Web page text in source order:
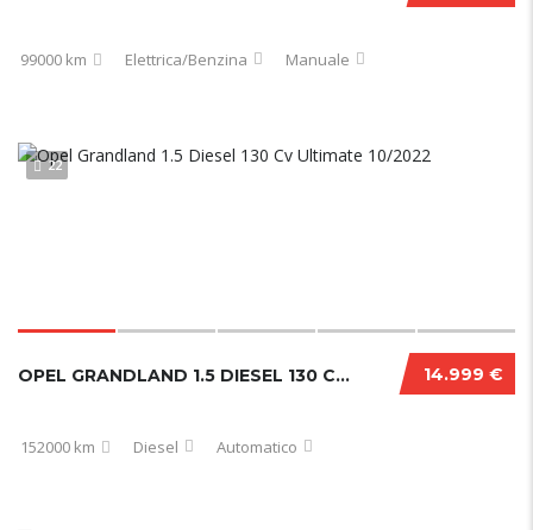
99000 km Elettrica/Benzina Manuale
22
14.999 €
OPEL GRANDLAND 1.5 DIESEL 130 CV ULTIMATE 10/2022
152000 km Diesel Automatico